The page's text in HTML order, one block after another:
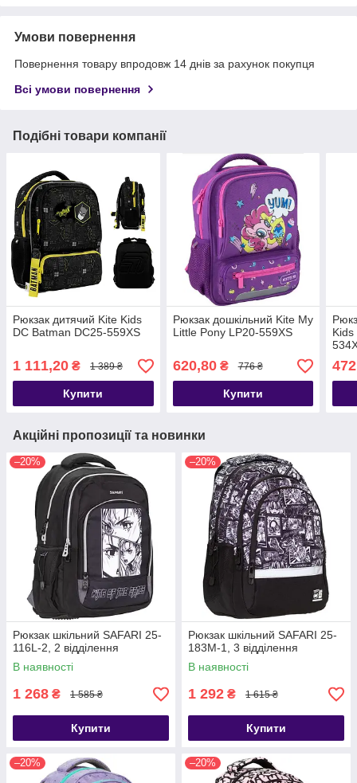
Умови повернення
Повернення товару впродовж 14 днів за рахунок покупця
Всі умови повернення
Подібні товари компанії
Рюкзак дитячий Kite Kids
DC Batman DC25-559XS
1 111,20 ₴ 1 389 ₴
Купити
Рюкзак дошкільний Kite My
Little Pony LP20-559XS
620,80₴ 776 ₴
Купити
472
Акційні пропозиції та новинки
–20%
Рюкзак шкільний SAFARI 25-
116L-2, 2 відділення
В наявності
1 268 ₴ 1 585 ₴
Купити
–20%
Рюкзак шкільний SAFARI 25-
183M-1, 3 відділення
В наявності
1 292 ₴ 1 615 ₴
Купити
–20% –20%